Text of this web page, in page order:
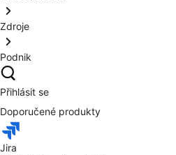
Zdroje
Podnik
Přihlásit se
Doporučené produkty
Jira